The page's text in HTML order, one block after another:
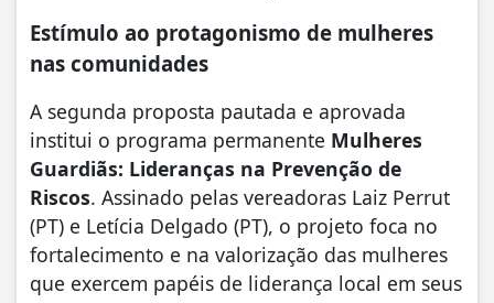
Estímulo ao protagonismo de mulheres
nas comunidades
A segunda proposta pautada e aprovada
institui o programa permanente Mulheres
Guardiãs: Lideranças na Prevenção de
Riscos. Assinado pelas vereadoras Laiz Perrut
(PT) e Letícia Delgado (PT), o projeto foca no
fortalecimento e na valorização das mulheres
que exercem papéis de liderança local em seus